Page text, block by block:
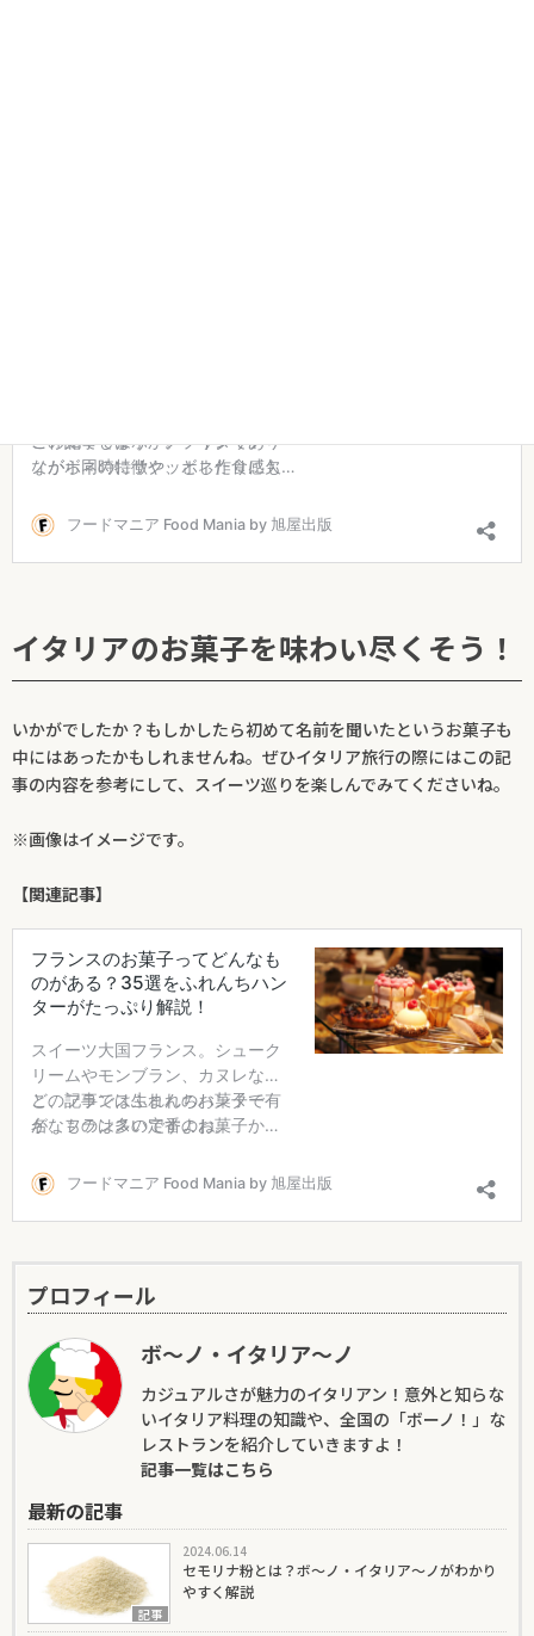
イタリアのお菓子を味わい尽くそう！
いかがでしたか？もしかしたら初めて名前を聞いたというお菓子も
中にはあったかもしれませんね。ぜひイタリア旅行の際にはこの記
事の内容を参考にして、スイーツ巡りを楽しんでみてくださいね。
※画像はイメージです。
【関連記事】
プロフィール
ボ～ノ・イタリア～ノ
カジュアルさが魅力のイタリアン！意外と知らな
いイタリア料理の知識や、全国の「ボーノ！」な
レストランを紹介していきますよ！
記事一覧はこちら
最新の記事
記事
2024.06.14
セモリナ粉とは？ボ～ノ・イタリア～ノがわかり
やすく解説